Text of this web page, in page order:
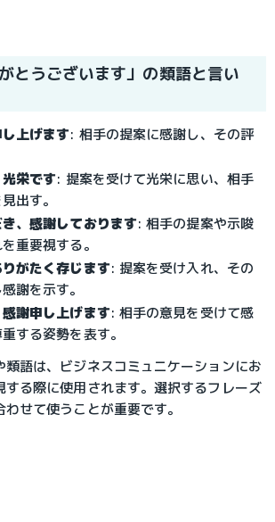
とうございます」の類語と言い
上げます: 相手の提案に感謝し、その評
栄です: 提案を受けて光栄に思い、相手
出す。
、感謝しております: 相手の提案や示唆
重要視する。
がたく存じます: 提案を受け入れ、その
謝を示す。
謝申し上げます: 相手の意見を受けて感
する姿勢を表す。
類語は、ビジネスコミュニケーションにお
する際に使用されます。選択するフレーズ
せて使うことが重要です。